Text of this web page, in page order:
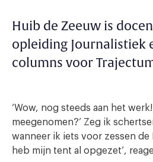
Huib de Zeeuw is
opleiding Journalistiek
columns voor
‘Wow, nog steeds aan het
meegenomen?’ Zeg ik
wanneer ik iets voor zessen de
heb mijn tent al opgezet’,